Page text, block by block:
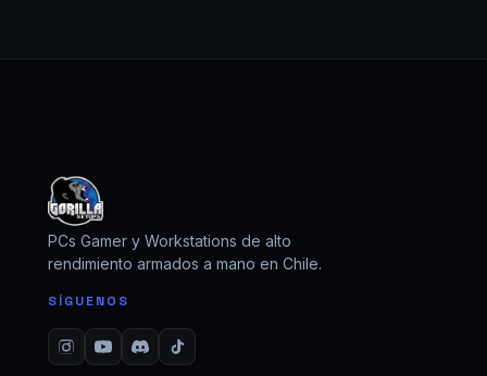
PCs Gamer y Workstations de alto
rendimiento armados a mano en Chile.
SÍGUENOS